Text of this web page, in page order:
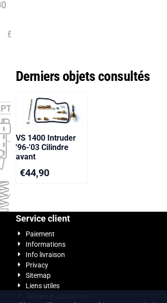
Derniers objets consultés
VS 1400 Intruder
'96-'03 Cilindre
avant
€44,90
Service client
Paiement
Informations
Info livraison
Privacy
Sitemap
Liens utiles